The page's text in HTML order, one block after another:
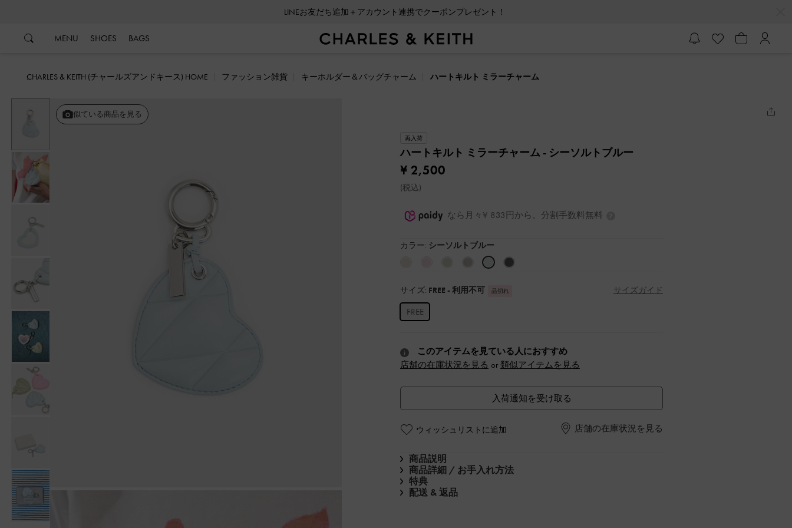
LINEお友だち追加＋アカウント連携でクーポンプレゼント！
会員登録＋ニュースレター登録で10%OFFクーポンプレゼント！
MENU SHOES BAGS
CHARLES & KEITH (チャールズアンドキース) HOME ファッション雑貨 キーホルダー＆バッグチャーム ハートキルト ミラーチャーム
戻る 似ている商品を見る
再入荷
ハートキルト ミラーチャーム - シーソルトブルー
¥ 2,500
(税込)
なら月々¥ 833円から。分割手数料無料
カラー: シーソルトブルー
サイズ: FREE - 利用不可 品切れ サイズガイド
FREE
このアイテムを見ている人におすすめ
店舗の在庫状況を見る or 類似アイテムを見る
入荷通知を受け取る
ウィッシュリストに追加 店舗の在庫状況を見る
商品説明
商品詳細 / お手入れ方法
特典
配送 & 返品